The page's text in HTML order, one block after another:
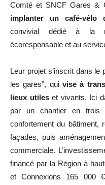
Comté et SNCF Gares &
implanter un café-vélo
convivial dédié à la
écoresponsable et au
Leur projet s’inscrit dans le
les gares”, qui vise à
lieux utileset vivants. Ici
par un chantier en
confortement du bâtiment,
façades, puis
commerciale.
financé par la Région à
et Connexions 165 000